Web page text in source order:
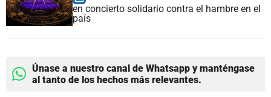
en concierto solidario contra el hambre en el
país
Únase a nuestro canal de Whatsapp y manténgase
al tanto de los hechos más relevantes.